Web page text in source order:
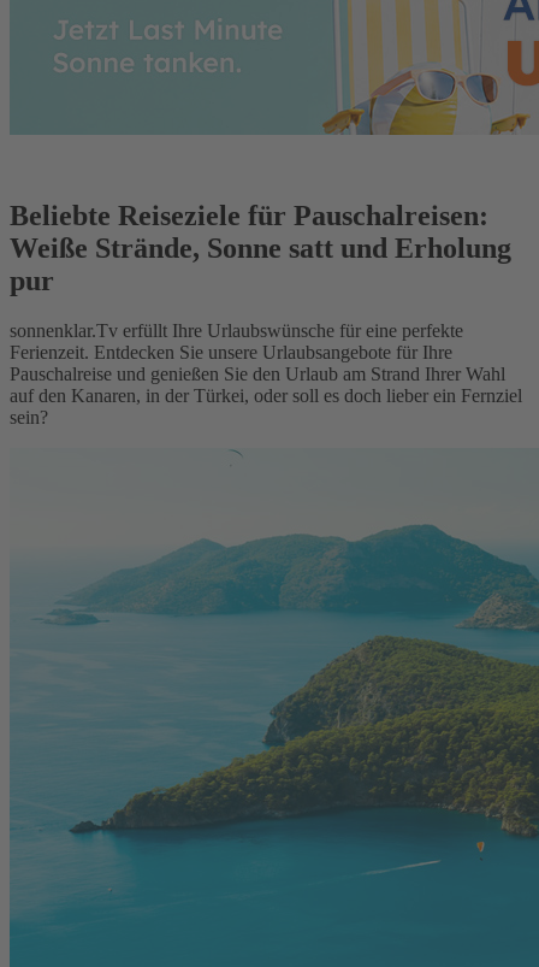
Beliebte Reiseziele für Pauschalreisen:
Weiße Strände, Sonne satt und Erholung
pur
sonnenklar.Tv erfüllt Ihre Urlaubswünsche für eine perfekte
Ferienzeit. Entdecken Sie unsere Urlaubsangebote für Ihre
Pauschalreise und genießen Sie den Urlaub am Strand Ihrer Wahl
auf den Kanaren, in der Türkei, oder soll es doch lieber ein Fernziel
sein?